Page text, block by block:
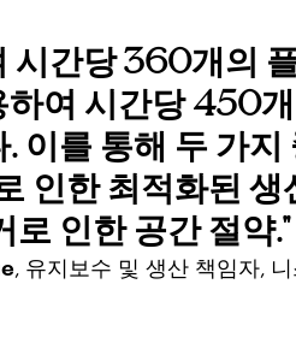
시간당 360개의
여 시간당 450
이를 통해 두 가
인한 최적화된
로 인한 공간 절약."
, 유지보수 및 생산 책임자,